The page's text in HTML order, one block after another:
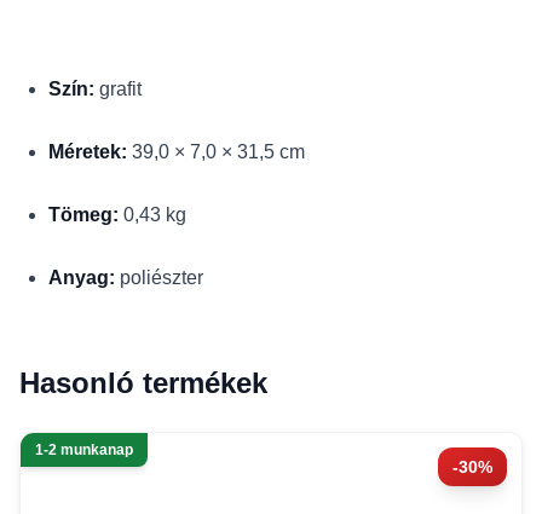
Szín: grafit
Méretek: 39,0 × 7,0 × 31,5 cm
Tömeg: 0,43 kg
Anyag: poliészter
Hasonló termékek
-30%
1-2 munkanap